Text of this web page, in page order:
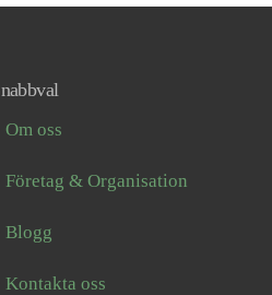
Om oss
Företag & Organisation
Blogg
Kontakta oss